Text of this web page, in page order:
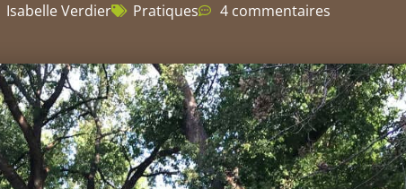
Isabelle Verdier Pratiques 4 commentaires